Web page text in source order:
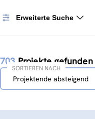
Erweiterte Suche
703 Projekte gefunden
Sortieren
nachProjektende absteigend
SORTIEREN NACH